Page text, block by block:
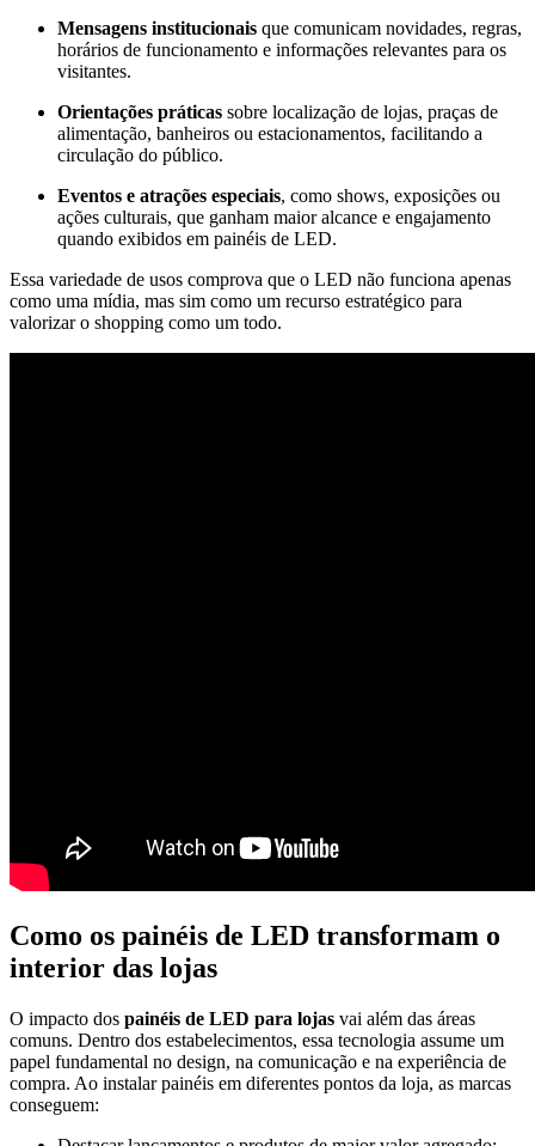
Mensagens institucionais que comunicam novidades, regras,
horários de funcionamento e informações relevantes para os
visitantes.
Orientações práticas sobre localização de lojas, praças de
alimentação, banheiros ou estacionamentos, facilitando a
circulação do público.
Eventos e atrações especiais, como shows, exposições ou
ações culturais, que ganham maior alcance e engajamento
quando exibidos em painéis de LED.
Essa variedade de usos comprova que o LED não funciona apenas
como uma mídia, mas sim como um recurso estratégico para
valorizar o shopping como um todo.
Como os painéis de LED transformam o
interior das lojas
O impacto dos painéis de LED para lojas vai além das áreas
comuns. Dentro dos estabelecimentos, essa tecnologia assume um
papel fundamental no design, na comunicação e na experiência de
compra. Ao instalar painéis em diferentes pontos da loja, as marcas
conseguem: